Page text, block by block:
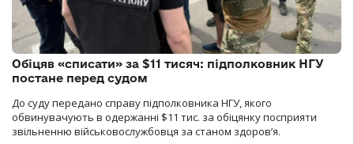
Обіцяв «списати» за $11 тисяч: підполковник НГУ
постане перед судом
До суду передано справу підполковника НГУ, якого
обвинувачують в одержанні $11 тис. за обіцянку посприяти
звільненню військовослужбовця за станом здоров’я.